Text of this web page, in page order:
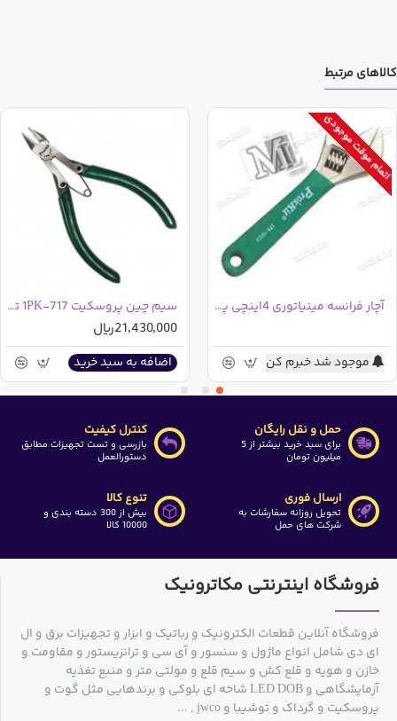
کالاهای مرتبط
اتمام موقت موجودی
آچار فرانسه مینیاتوری 4اینچی پروسکیت 1PK-H024
موجود شد خبرم کن
سیم چین پروسکیت 1PK-717 تایوانی
21,430,000ریال
اضافه به سبد خرید
حمل و نقل رایگان
برای سبد خرید بیشتر از 5
میلیون تومان
کنترل کیفیت
بازرسی و تست تجهیزات مطابق
دستورالعمل
ارسال فوری
تحویل روزانه سفارشات به
شرکت های حمل
تنوع کالا
بیش از 300 دسته بندی و
10000 کالا
فروشگاه اینترنتی مکاترونیک
فروشگاه آنلاین قطعات الکترونیک و رباتیک و ابزار و تجهیزات برق و ال
ای دی شامل انواع ماژول و سنسور و آی سی و ترانزیستور و مقاومت و
خازن و هویه و قلع کش و سیم قلع و مولتی متر و منبع تغذیه
آزمایشگاهی و LED DOB شاخه ای بلوکی و برندهایی مثل گوت و
پروسکیت و گرداک و توشیبا و jwco , ...